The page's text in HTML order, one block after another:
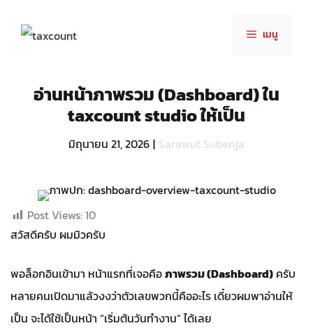
เมนู
อ่านหน้าภาพรวม (Dashboard) ใน
taxcount studio ให้เป็น
มิถุนายน 21, 2026 | Sarawut Subenja
Post Views: 10
สวัสดีครับ ผมมิวครับ
พอล็อกอินเข้ามา หน้าแรกที่เจอคือภาพรวม (Dashboard) ครับ
หลายคนเปิดมาแล้วงงว่าตัวเลขพวกนี้คืออะไร เดี๋ยวผมพาอ่านให้
เป็น จะได้ใช้เป็นหน้า “เริ่มต้นวันทำงาน” ได้เลย